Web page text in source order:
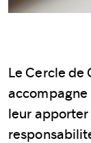
Le Cercle de
accompagne
leur apporter